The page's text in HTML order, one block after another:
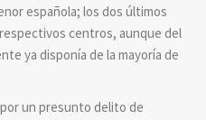
española; los dos últimos
centros, aunque del
ya disponía de la mayoría de
un presunto delito de